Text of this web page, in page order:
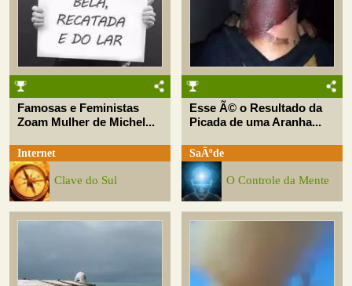
Famosas e Feministas
Zoam Mulher de Michel...
Internet
Clave do Sul
Esse Ã© o Resultado da
Picada de uma Aranha...
SaÃºde
O Controle da Mente